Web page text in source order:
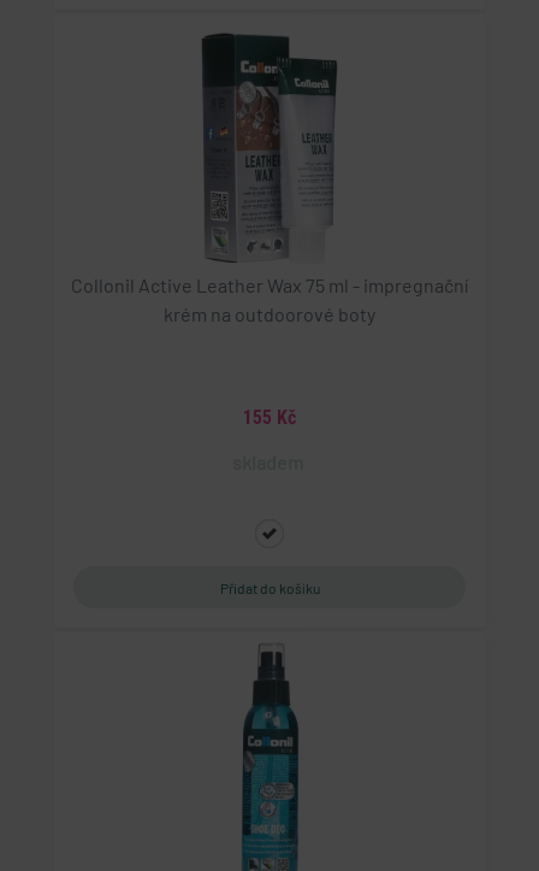
Collonil Active Leather Wax 75 ml - impregnační
krém na outdoorové boty
155 Kč